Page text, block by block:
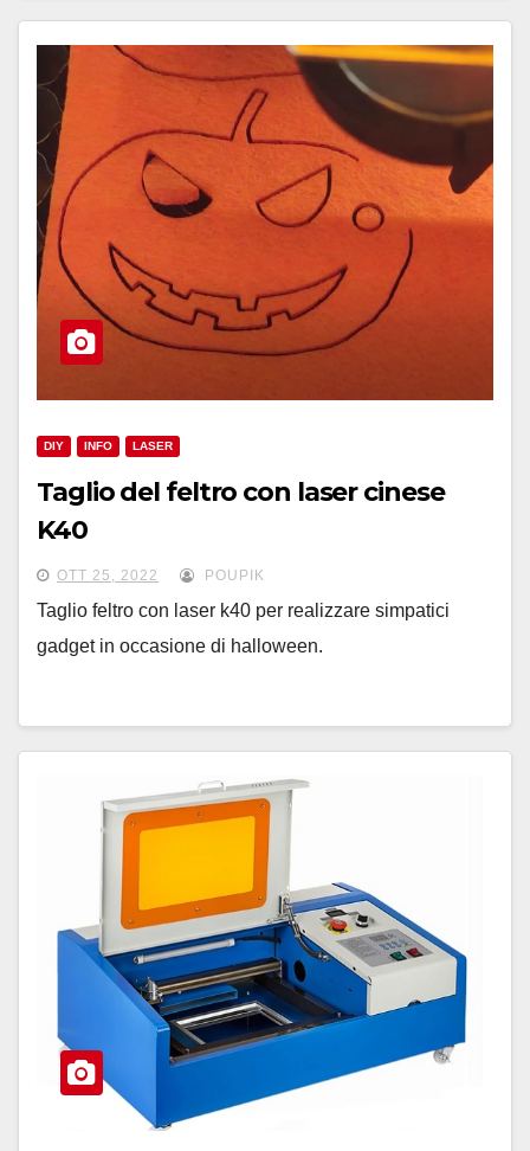
DIY INFO LASER
Taglio del feltro con laser cinese
K40
OTT 25, 2022 POUPIK
Taglio feltro con laser k40 per realizzare simpatici
gadget in occasione di halloween.